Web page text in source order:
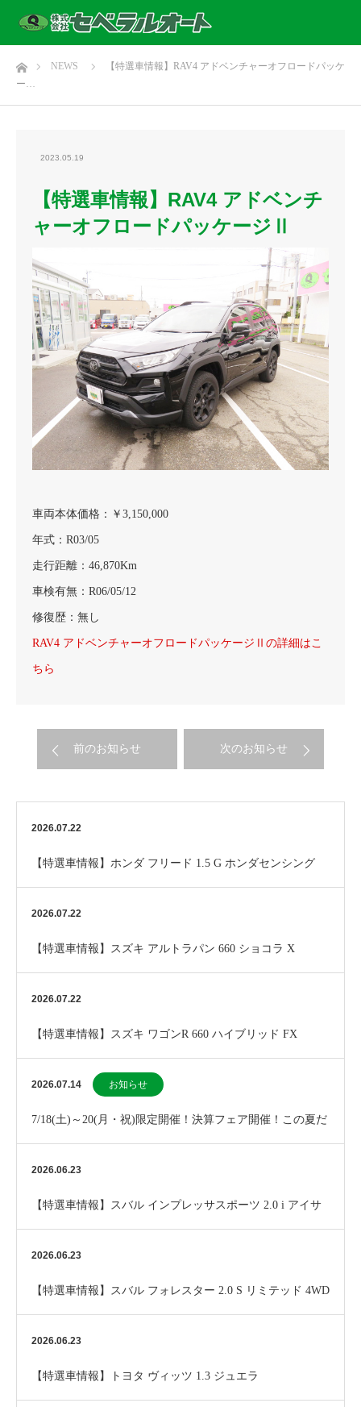
ホームNEWS
【特選車情報】RAV4 アドベンチャーオフロードパッケ
ー…
2023.05.19
【特選車情報】RAV4 アドベンチ
ャーオフロードパッケージⅡ
車両本体価格：￥3,150,000
年式：R03/05
走行距離：46,870Km
車検有無：R06/05/12
修復歴：無し
RAV4 アドベンチャーオフロードパッケージⅡの詳細はこ
ちら
前のお知らせ 次のお知らせ
2026.07.22
【特選車情報】ホンダ フリード 1.5 G ホンダセンシング
2026.07.22
【特選車情報】スズキ アルトラパン 660 ショコラ X
2026.07.22
【特選車情報】スズキ ワゴンR 660 ハイブリッド FX
2026.07.14 お知らせ
7/18(土)～20(月・祝)限定開催！決算フェア開催！この夏だ
けのお買い得チャンス！
2026.06.23
【特選車情報】スバル インプレッサスポーツ 2.0 i アイサ
イト 4WD
2026.06.23
【特選車情報】スバル フォレスター 2.0 S リミテッド 4WD
2026.06.23
【特選車情報】トヨタ ヴィッツ 1.3 ジュエラ